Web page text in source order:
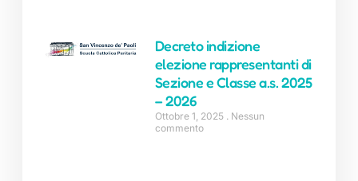
Decreto indizione
elezione rappresentanti di
Sezione e Classe a.s. 2025
– 2026
Ottobre 1, 2025 Nessun
commento